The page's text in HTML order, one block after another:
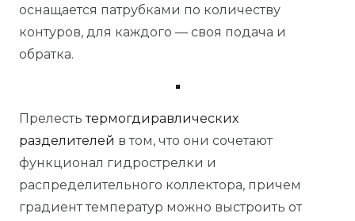
оснащается патрубками по количеству
контуров, для каждого — своя подача и
обратка.
Прелестьтермогдиравлических
разделителей в том, что они сочетают
функционал гидрострелки и
распределительного коллектора, причем
градиент температур можно выстроить от